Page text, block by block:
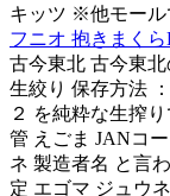
キッツ ※他モール
フニオ 抱きまく
古今東北 古今東
生絞り 保存方法
２ を純粋な生搾
管 えごま JANコ
ネ 製造者名 と言
定 エゴマ ジュウ